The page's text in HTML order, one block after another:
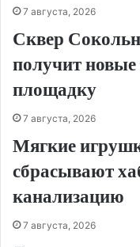
7 августа, 2026
Сквер
получит
площадку
7 августа, 2026
Мягкие
сбрасывают
канализацию
7 августа, 2026